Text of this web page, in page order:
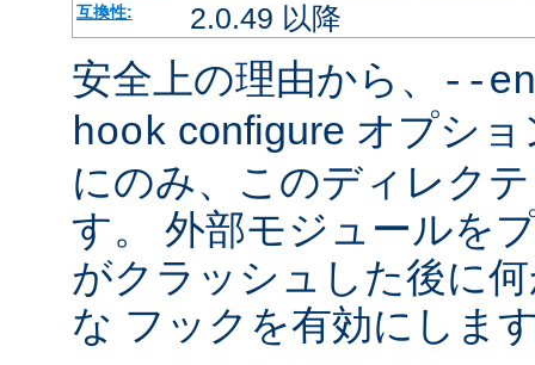
互換性:
2.0.49 以降
安全上の理由から、
--
hook configure オプシ
にのみ、このディレク
す。 外部モジュールを
がクラッシュした後に
な フックを有効にしま